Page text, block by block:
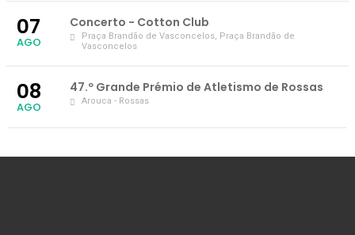
07
AGO
Concerto - Cotton Club
Praça Brandão de Vasconcelos, Praça Brandão de
Vasconcelos
08
AGO
47.º Grande Prémio de Atletismo de Rossas
Arouca - Rossas